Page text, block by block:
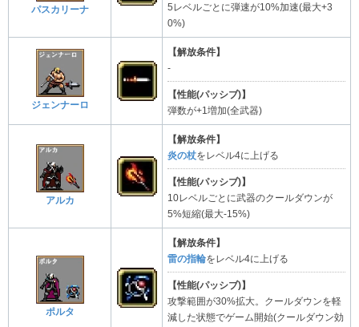
パスカリーナ
5レベルごとに弾速が10%加速(最大+3
0%)
ジェンナーロ
【解放条件】
-
【性能(パッシブ)】
弾数が+1増加(全武器)
アルカ
【解放条件】
炎の杖をレベル4に上げる
【性能(パッシブ)】
10レベルごとに武器のクールダウンが
5%短縮(最大-15%)
ポルタ
【解放条件】
雷の指輪をレベル4に上げる
【性能(パッシブ)】
攻撃範囲が30%拡大。クールダウンを軽
減した状態でゲーム開始(クールダウン効